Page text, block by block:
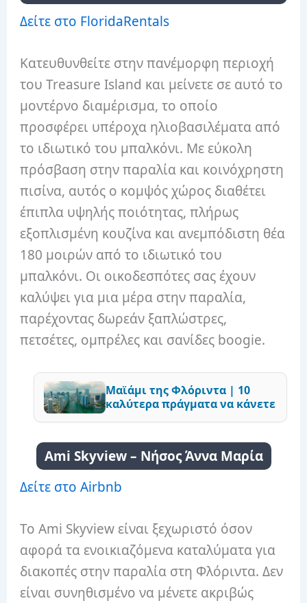
Δείτε στο FloridaRentals
Κατευθυνθείτε στην πανέμορφη περιοχή
του Treasure Island και μείνετε σε αυτό το
μοντέρνο διαμέρισμα, το οποίο
προσφέρει υπέροχα ηλιοβασιλέματα από
το ιδιωτικό του μπαλκόνι. Με εύκολη
πρόσβαση στην παραλία και κοινόχρηστη
πισίνα, αυτός ο κομψός χώρος διαθέτει
έπιπλα υψηλής ποιότητας, πλήρως
εξοπλισμένη κουζίνα και ανεμπόδιστη θέα
180 μοιρών από το ιδιωτικό του
μπαλκόνι. Οι οικοδεσπότες σας έχουν
καλύψει για μια μέρα στην παραλία,
παρέχοντας δωρεάν ξαπλώστρες,
πετσέτες, ομπρέλες και σανίδες boogie.
Μαϊάμι της Φλόριντα | 10
καλύτερα πράγματα να κάνετε
Ami Skyview – Νήσος Άννα Μαρία
Δείτε στο Airbnb
Το Ami Skyview είναι ξεχωριστό όσον
αφορά τα ενοικιαζόμενα καταλύματα για
διακοπές στην παραλία στη Φλόριντα. Δεν
είναι συνηθισμένο να μένετε ακριβώς